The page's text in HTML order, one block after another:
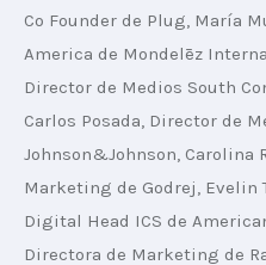
Co Founder de Plug, María
America de Mondelēz
Director de Medios South
Carlos Posada, Director de
Johnson&Johnson, Carolina
Marketing de Godrej,
Digital Head ICS de
Directora de Marketing de